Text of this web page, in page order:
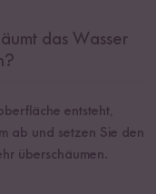
das Wasser
entsteht,
ab und setzen Sie den
überschäumen.